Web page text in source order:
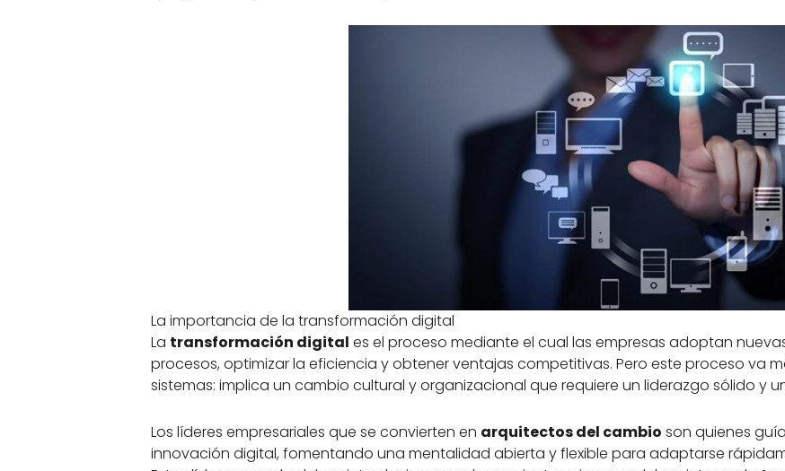
La importancia de la transformación digital
La transformación digital es el proceso mediante el cual las empresas adoptan
procesos, optimizar la eficiencia y obtener ventajas competitivas. Pero este proceso va
sistemas: implica un cambio cultural y organizacional que requiere un liderazgo sólido y
Los líderes empresariales que se convierten en arquitectos del cambio son quienes
innovación digital, fomentando una mentalidad abierta y flexible para adaptarse